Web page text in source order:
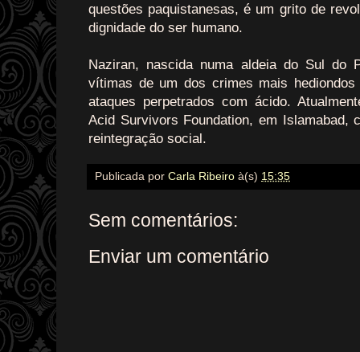
questões paquistanesas, é um grito de
dignidade do ser humano.
Naziran, nascida numa aldeia do Sul do
vítimas de um dos crimes mais
ataques perpetrados com ácido.
Acid Survivors Foundation, em Islamabad,
reintegração social.
Publicada por Carla Ribeiro à(s) 15:35
Sem comentários:
Enviar um comentário